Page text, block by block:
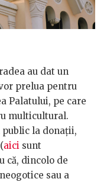
au dat un
prelua pentru
Palatului, pe care
multicultural.
la donații,
aici sunt
că, dincolo de
sau a